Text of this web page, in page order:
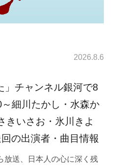
2026.8.6
」チャンネル銀河で8
細川たかし・水森か
きいさお・氷川きよ
の出演者・曲目情報
送、日本人の心に深く残